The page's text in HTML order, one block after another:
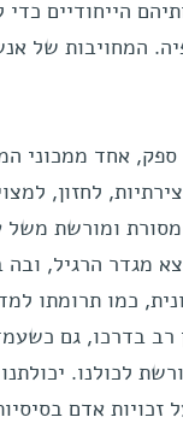
הייחודיים כדי
המחויבות של
ספק, אחד ממכוני
לחזון,
מסורת ומורשת משל
מגדר הרגיל, ובה
כמו תרומתו
רב בדרכו, גם
לכולנו. יכולתנו
אדם